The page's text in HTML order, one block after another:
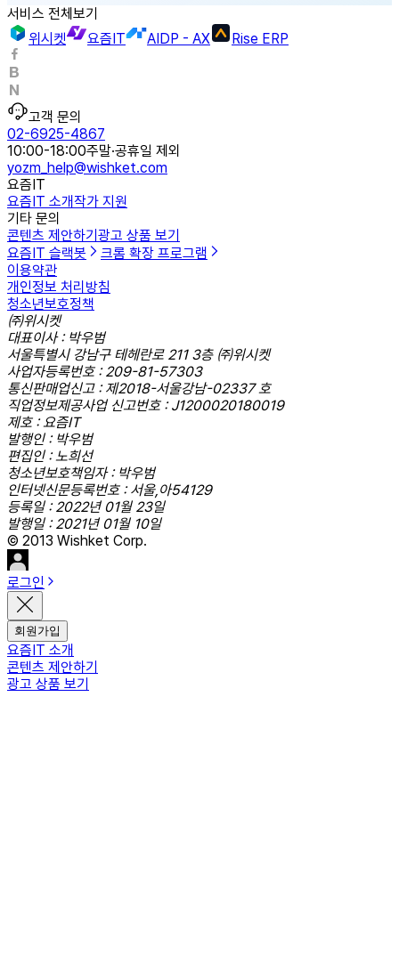
서비스 전체보기
위시켓
요즘IT AIDP - AX Rise ERP
고객 문의
02-6925-4867
10:00-18:00주말·공휴일 제외
yozm_help@wishket.com
요즘IT
요즘IT 소개작가 지원
기타 문의
콘텐츠 제안하기광고 상품 보기
요즘IT 슬랙봇
크롬 확장 프로그램
이용약관
개인정보 처리방침
청소년보호정책
㈜위시켓
대표이사 : 박우범
서울특별시 강남구 테헤란로 211 3층 ㈜위시켓
사업자등록번호 : 209-81-57303
통신판매업신고 : 제2018-서울강남-02337 호
직업정보제공사업 신고번호 : J1200020180019
제호 : 요즘IT
발행인 : 박우범
편집인 : 노희선
청소년보호책임자 : 박우범
인터넷신문등록번호 : 서울,아54129
등록일 : 2022년 01월 23일
발행일 : 2021년 01월 10일
© 2013 Wishket Corp.
로그인
회원가입
요즘IT 소개
콘텐츠 제안하기
광고 상품 보기